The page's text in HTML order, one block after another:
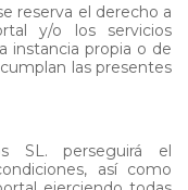
reserva el derecho a
y/o los servicios
instancia propia o de
las presentes
SL. perseguirá el
así como